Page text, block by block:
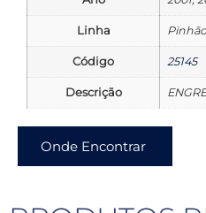
Linha Pinhão
Código 25145
Descrição
Onde Encontrar